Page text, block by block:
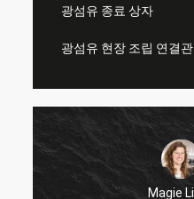
광섬유 종료 상자
광섬유 현장 조립 연결관